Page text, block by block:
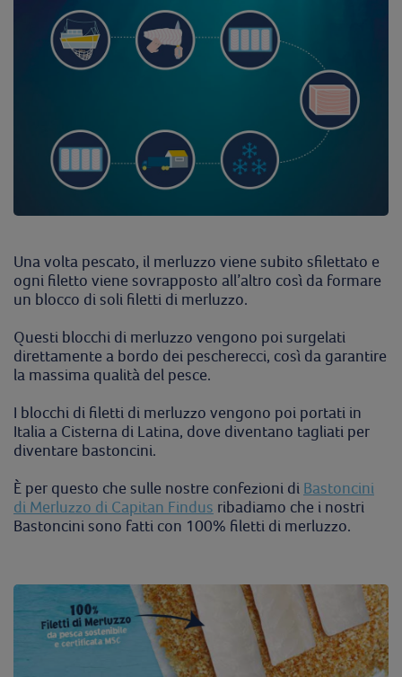
Una volta pescato, il merluzzo viene subito sfilettato e
ogni filetto viene sovrapposto all’altro così da formare
un blocco di soli filetti di merluzzo.
Questi blocchi di merluzzo vengono poi surgelati
direttamente a bordo dei pescherecci, così da garantire
la massima qualità del pesce.
I blocchi di filetti di merluzzo vengono poi portati in
Italia a Cisterna di Latina, dove diventano tagliati per
diventare bastoncini.
È per questo che sulle nostre confezioni di Bastoncini
di Merluzzo di Capitan Findus ribadiamo che i nostri
Bastoncini sono fatti con 100% filetti di merluzzo.